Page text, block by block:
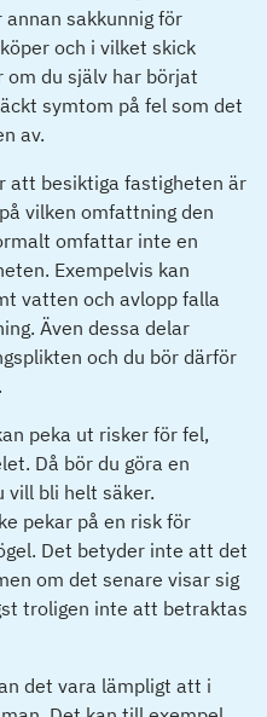
sakkunnig för
och i vilket skick
om du själv har börjat
symtom på fel som det
av.
att besiktiga fastigheten är
vilken omfattning den
omfattar inte en
Exempelvis kan
vatten och avlopp falla
Även dessa delar
och du bör därför
peka ut risker för fel,
Då bör du göra en
vill bli helt säker.
pekar på en risk för
Det betyder inte att det
om det senare visar sig
troligen inte att betraktas
det vara lämpligt att i